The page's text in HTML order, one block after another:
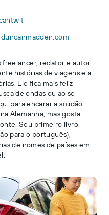
duncanmadden.com
freelancer, redator e autor
histórias de viagens e a
Ele fica mais feliz
de ondas ou ao se
para encarar a solidão
Alemanha, mas gosta
Seu primeiro livro,
para o português),
de nomes de países em